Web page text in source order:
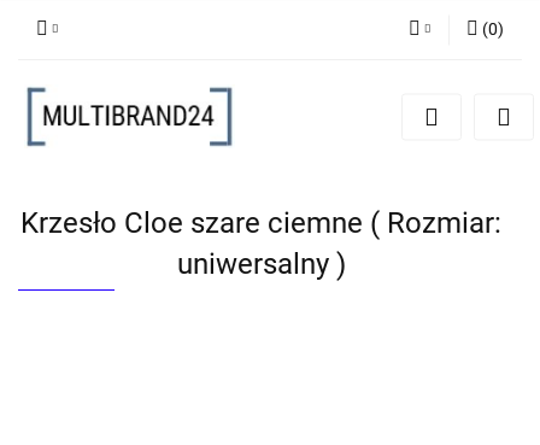
Zarejestruj się
(0)
Krzesło Cloe szare ciemne ( Rozmiar:
uniwersalny )